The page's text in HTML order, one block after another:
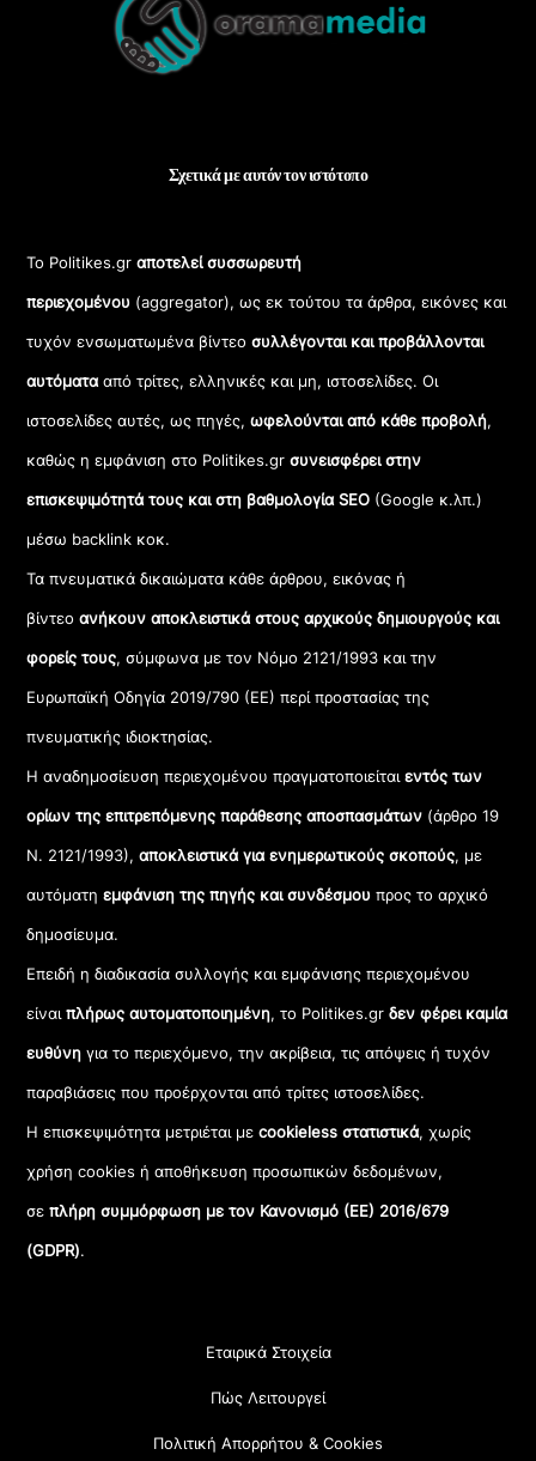
Top
Σχετικά με αυτόν τον ιστότοπο
Το Politikes.grαποτελεί συσσωρευτή
περιεχομένου (aggregator), ως εκ τούτου τα άρθρα, εικόνες και
τυχόν ενσωματωμένα βίντεοσυλλέγονται και προβάλλονται
αυτόματααπό τρίτες, ελληνικές και μη, ιστοσελίδες. Οι
ιστοσελίδες αυτές, ως πηγές,ωφελούνται από κάθε προβολή,
καθώς η εμφάνιση στο Politikes.gr συνεισφέρει στην
επισκεψιμότητά τους και στη βαθμολογία SEO (Google κ.λπ.)
μέσω backlink κοκ.
Τα πνευματικά δικαιώματα κάθε άρθρου, εικόνας ή
βίντεοανήκουν αποκλειστικά στους αρχικούς δημιουργούς και
φορείς τους, σύμφωνα με τον Νόμο 2121/1993 και την
Ευρωπαϊκή Οδηγία 2019/790 (ΕΕ) περί προστασίας της
πνευματικής ιδιοκτησίας.
Η αναδημοσίευση περιεχομένου πραγματοποιείταιεντός των
ορίων της επιτρεπόμενης παράθεσης αποσπασμάτων (άρθρο 19
Ν. 2121/1993), αποκλειστικά για ενημερωτικούς σκοπούς, με
αυτόματηεμφάνιση της πηγής και συνδέσμου προς το αρχικό
δημοσίευμα.
Επειδή η διαδικασία συλλογής και εμφάνισης περιεχομένου
είναιπλήρως αυτοματοποιημένη, το Politikes.grδεν φέρει καμία
ευθύνη για το περιεχόμενο, την ακρίβεια, τις απόψεις ή τυχόν
παραβιάσεις που προέρχονται από τρίτες ιστοσελίδες.
Η επισκεψιμότητα μετριέται μεcookieless στατιστικά, χωρίς
χρήση cookies ή αποθήκευση προσωπικών δεδομένων,
σεπλήρη συμμόρφωση με τον Κανονισμό (ΕΕ) 2016/679
(GDPR).
Εταιρικά Στοιχεία
Πώς Λειτουργεί
Πολιτική Απορρήτου & Cookies